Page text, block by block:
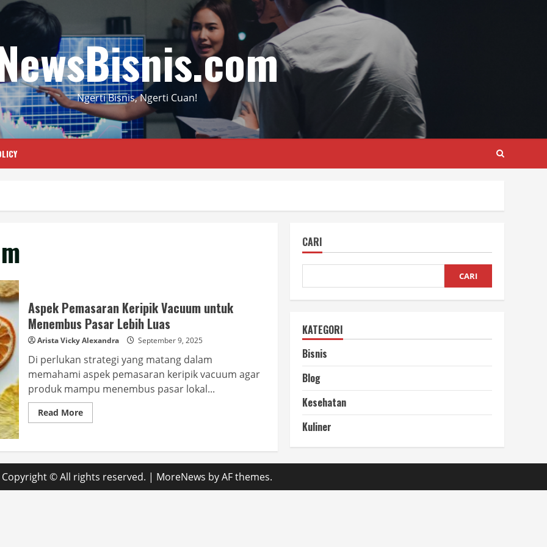
Ngerti Bisnis, Ngerti Cuan!
Aspek Pemasaran Keripik Vacuum untuk
Menembus Pasar Lebih Luas
Arista Vicky Alexandra September 9, 2025
Di perlukan strategi yang matang dalam
memahami aspek pemasaran keripik vacuum agar
produk mampu menembus pasar lokal...
Read MoreRead
more
Keripik
Vacuum
untuk
Menembus
Pasar
CARI
CARI
KATEGORI
Bisnis
Blog
Kesehatan
Kuliner
Copyright © All rights reserved. | MoreNews by AF themes.